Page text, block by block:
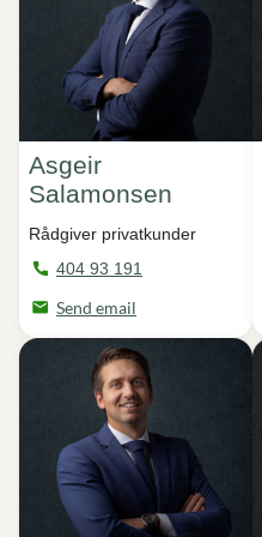
Asgeir
Salamonsen
Rådgiver privatkunder
404 93 191
Send email